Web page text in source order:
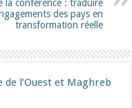
la conférence : traduire
des pays en
transformation réelle
l’Ouest et Maghreb